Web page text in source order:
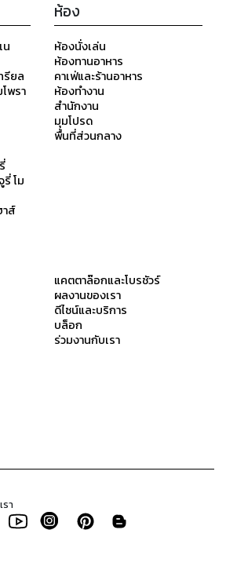
น
รียล
พรา
โม
าส์
ห้อง
ห้องนั่งเล่น
ห้องทานอาหาร
คาเฟ่และร้านอาหาร
ห้องทำงาน
สำนักงาน
มุมโปรด
พื้นที่ส่วนกลาง
แคตตาล๊อกและโบรชัวร์
ผลงานของเรา
ดีไซน์และบริการ
บล็อก
ร่วมงานกับเรา
า